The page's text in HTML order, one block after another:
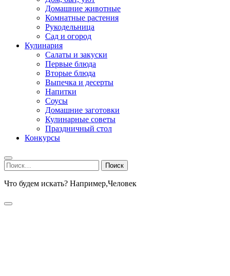
Домашние животные
Комнатные растения
Рукодельница
Сад и огород
Кулинария
Салаты и закуски
Первые блюда
Вторые блюда
Выпечка и десерты
Напитки
Соусы
Домашние заготовки
Кулинарные советы
Праздничный стол
Конкурсы
Найти:
Что будем искать? Например,Человек